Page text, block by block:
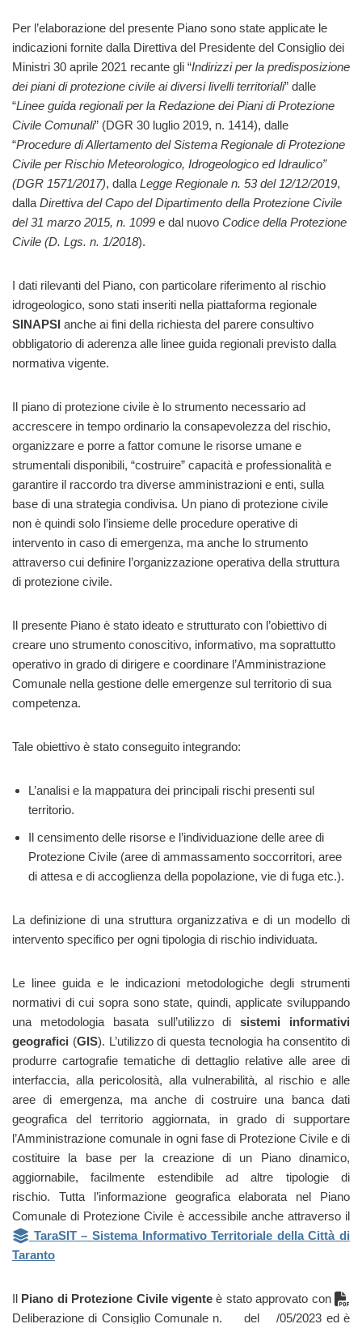
Per l’elaborazione del presente Piano sono state applicate le
indicazioni fornite dalla Direttiva del Presidente del Consiglio dei
Ministri 30 aprile 2021 recante gli “Indirizzi per la predisposizione
dei piani di protezione civile ai diversi livelli territoriali” dalle
“Linee guida regionali per la Redazione dei Piani di Protezione
Civile Comunali” (DGR 30 luglio 2019, n. 1414), dalle
“Procedure di Allertamento del Sistema Regionale di Protezione
Civile per Rischio Meteorologico, Idrogeologico ed Idraulico”
(DGR 1571/2017), dalla Legge Regionale n. 53 del 12/12/2019,
dalla Direttiva del Capo del Dipartimento della Protezione Civile
del 31 marzo 2015, n. 1099 e dal nuovo Codice della Protezione
Civile (D. Lgs. n. 1/2018).
I dati rilevanti del Piano, con particolare riferimento al rischio
idrogeologico, sono stati inseriti nella piattaforma regionale
SINAPSI anche ai fini della richiesta del parere consultivo
obbligatorio di aderenza alle linee guida regionali previsto dalla
normativa vigente.
Il piano di protezione civile è lo strumento necessario ad
accrescere in tempo ordinario la consapevolezza del rischio,
organizzare e porre a fattor comune le risorse umane e
strumentali disponibili, “costruire” capacità e professionalità e
garantire il raccordo tra diverse amministrazioni e enti, sulla
base di una strategia condivisa. Un piano di protezione civile
non è quindi solo l’insieme delle procedure operative di
intervento in caso di emergenza, ma anche lo strumento
attraverso cui definire l’organizzazione operativa della struttura
di protezione civile.
Il presente Piano è stato ideato e strutturato con l’obiettivo di
creare uno strumento conoscitivo, informativo, ma soprattutto
operativo in grado di dirigere e coordinare l’Amministrazione
Comunale nella gestione delle emergenze sul territorio di sua
competenza.
Tale obiettivo è stato conseguito integrando:
L’analisi e la mappatura dei principali rischi presenti sul
territorio.
Il censimento delle risorse e l’individuazione delle aree di
Protezione Civile (aree di ammassamento soccorritori, aree
di attesa e di accoglienza della popolazione, vie di fuga etc.).
La definizione di una struttura organizzativa e di un modello di
intervento specifico per ogni tipologia di rischio individuata.
Le linee guida e le indicazioni metodologiche degli strumenti
normativi di cui sopra sono state, quindi, applicate sviluppando
una metodologia basata sull’utilizzo disistemi informativi
geografici (GIS). L’utilizzo di questa tecnologia ha consentito di
produrre cartografie tematiche di dettaglio relative alle aree di
interfaccia, alla pericolosità, alla vulnerabilità, al rischio e alle
aree di emergenza, ma anche di costruire una banca dati
geografica del territorio aggiornata, in grado di supportare
l’Amministrazione comunale in ogni fase di Protezione Civile e di
costituire la base per la creazione di un Piano dinamico,
aggiornabile, facilmente estendibile ad altre tipologie di
rischio. Tutta l’informazione geografica elaborata nel Piano
Comunale di Protezione Civile è accessibile anche attraverso il
TaraSIT – Sistema Informativo Territoriale della Città di
Taranto
Il Piano di Protezione Civile vigente è stato approvato con
Deliberazione di Consiglio Comunale n. __ del __/05/2023 ed è